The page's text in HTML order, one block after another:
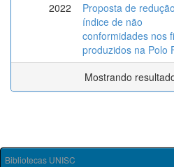
2022
Proposta de
índice de não
conformidades nos
produzidos na Polo
Mostrando
Bibliotecas UNISC